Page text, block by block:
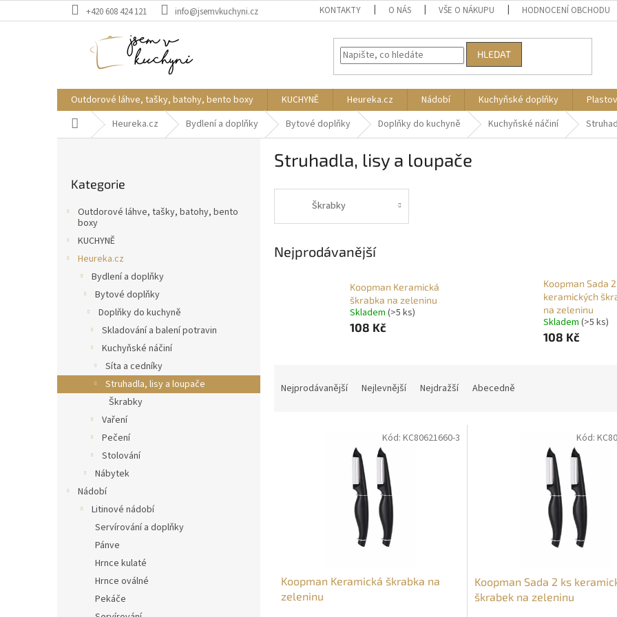
na
+420 608 424 121 info@jsemvkuchyni.cz KONTAKTY O NÁS VŠE O NÁKUPU HODNOCENÍ OBCHODU
HLEDAT
Outdorové láhve, tašky, batohy, bento boxy KUCHYNĚ Heureka.cz Nádobí Kuchyňské doplňky
Domů Heureka.cz Bydlení a doplňky Bytové doplňky Doplňky do kuchyně Kuchyňské náčiní
kategorie
Kategorie
Outdorové láhve, tašky, batohy, bento
boxy
KUCHYNĚ
Heureka.cz
Bydlení a doplňky
Bytové doplňky
Doplňky do kuchyně
Skladování a balení potravin
Kuchyňské náčiní
Síta a cedníky
Struhadla, lisy a loupače
Škrabky
Vaření
Pečení
Stolování
Nábytek
Nádobí
Litinové nádobí
Servírování a doplňky
Pánve
Hrnce kulaté
Hrnce oválné
Pekáče
Struhadla, lisy a loupače
Škrabky
Nejprodávanější
Koopman Keramická
škrabka na zeleninu
Skladem (>5 ks)
108 Kč
Koopman Sada
keramických
na zeleninu
Skladem (>5 ks)
108 Kč
Nejprodávanější Nejlevnější Nejdražší Abecedně
Koopman Keramická škrabka na
zeleninu
Kód: KC80621660-3
Koopman Sada 2 ks
škrabek na zeleninu
Kód: